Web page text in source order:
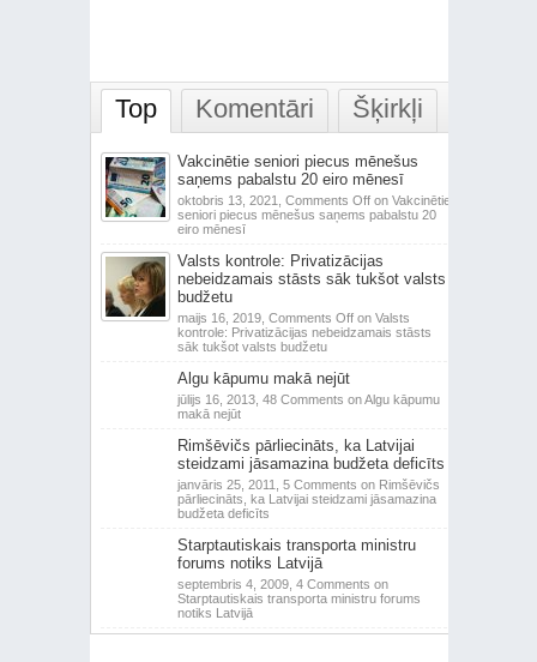
Top Komentāri Šķirkļi
Vakcinētie seniori piecus mēnešus
saņems pabalstu 20 eiro mēnesī
oktobris 13, 2021, Comments Offon Vakcinētie
seniori piecus mēnešus saņems pabalstu 20
eiro mēnesī
Valsts kontrole: Privatizācijas
nebeidzamais stāsts sāk tukšot valsts
budžetu
maijs 16, 2019, Comments Offon Valsts
kontrole: Privatizācijas nebeidzamais stāsts
sāk tukšot valsts budžetu
Algu kāpumu makā nejūt
jūlijs 16, 2013, 48 Comments on Algu kāpumu
makā nejūt
Rimšēvičs pārliecināts, ka Latvijai
steidzami jāsamazina budžeta deficīts
janvāris 25, 2011, 5 Comments on Rimšēvičs
pārliecināts, ka Latvijai steidzami jāsamazina
budžeta deficīts
Starptautiskais transporta ministru
forums notiks Latvijā
septembris 4, 2009, 4 Comments on
Starptautiskais transporta ministru forums
notiks Latvijā